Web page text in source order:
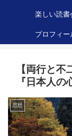
楽しい読書
プロフィー
【両行と
『日本人の
思想